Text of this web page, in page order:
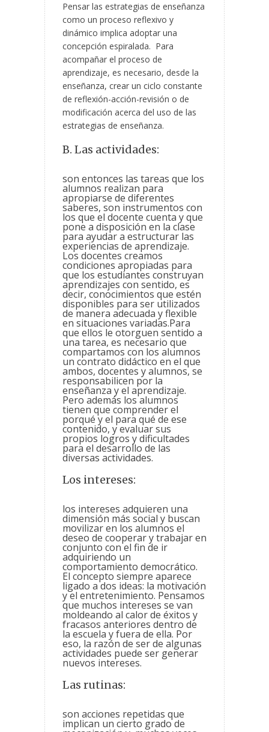
Pensar las estrategias de enseñanza
como un proceso reflexivo y
dinámico implica adoptar una
concepción espiralada. Para
acompañar el proceso de
aprendizaje, es necesario, desde la
enseñanza, crear un ciclo constante
de reflexión-acción-revisión o de
modificación acerca del uso de las
estrategias de enseñanza.
B. Las actividades:
son entonces las tareas que los
alumnos realizan para
apropiarse de diferentes
saberes, son instrumentos con
los que el docente cuenta y que
pone a disposición en la clase
para ayudar a estructurar las
experiencias de aprendizaje.
Los docentes creamos
condiciones apropiadas para
que los estudiantes construyan
aprendizajes con sentido, es
decir, conocimientos que estén
disponibles para ser utilizados
de manera adecuada y flexible
en situaciones variadas.Para
que ellos le otorguen sentido a
una tarea, es necesario que
compartamos con los alumnos
un contrato didáctico en el que
ambos, docentes y alumnos, se
responsabilicen por la
enseñanza y el aprendizaje.
Pero además los alumnos
tienen que comprender el
porqué y el para qué de ese
contenido, y evaluar sus
propios logros y dificultades
para el desarrollo de las
diversas actividades.
Los intereses:
los intereses adquieren una
dimensión más social y buscan
movilizar en los alumnos el
deseo de cooperar y trabajar en
conjunto con el fin de ir
adquiriendo un
comportamiento democrático.
El concepto siempre aparece
ligado a dos ideas: la motivación
y el entretenimiento. Pensamos
que muchos intereses se van
moldeando al calor de éxitos y
fracasos anteriores dentro de
la escuela y fuera de ella. Por
eso, la razón de ser de algunas
actividades puede ser generar
nuevos intereses.
Las rutinas:
son acciones repetidas que
implican un cierto grado de